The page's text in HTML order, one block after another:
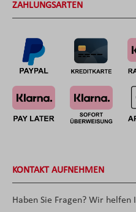
ZAHLUNGSARTEN
KONTAKT AUFNEHMEN
Haben Sie Fragen? Wir helfen